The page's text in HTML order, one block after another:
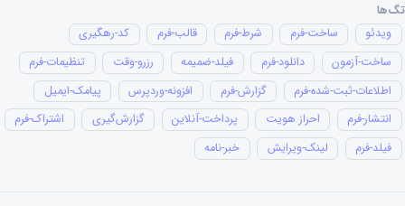
تگ‌ها
ویدئو
ساخت-فرم شرط-فرم قالب-فرم
کد-رهگیری
ساخت-آزمون
دانلود-فرم فیلد-ضمیمه رزرو-وقت
تنظیمات-فرم
اطلاعات-ثبت-شده-فرم
گزارش-فرم افزونه-وردپرس
پیامک-ایمیل
انتشار-فرم
احراز هویت پرداخت-آنلاین گزارش‌گیری
اشتراک-فرم
فیلد-فرم
لینک-ویرایش خبر-نامه